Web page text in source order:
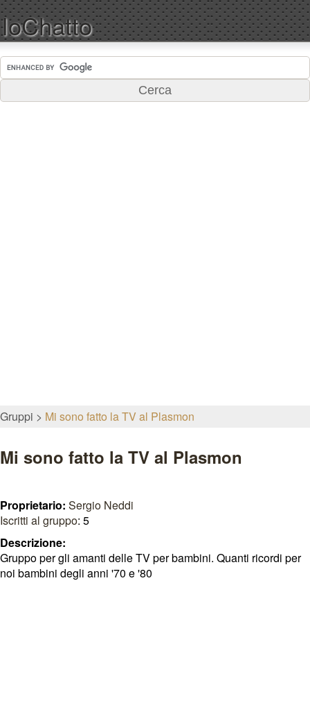
IoChatto
Gruppi Mi sono fatto la TV al Plasmon
Mi sono fatto la TV al Plasmon
Proprietario: Sergio Neddi
Iscritti al gruppo: 5
Descrizione:
Gruppo per gli amanti delle TV per bambini. Quanti ricordi per
noi bambini degli anni '70 e '80